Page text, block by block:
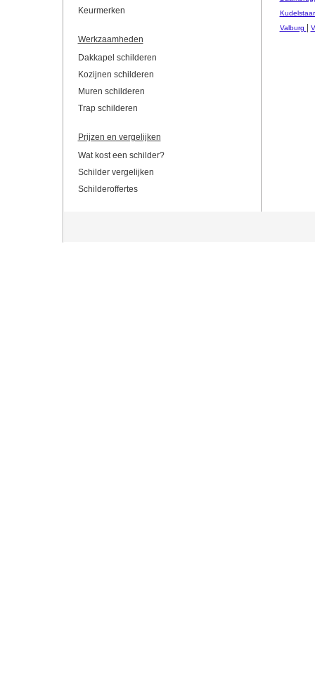
Keurmerken
Werkzaamheden
Dakkapel schilderen
Kozijnen schilderen
Muren schilderen
Trap schilderen
Prijzen en vergelijken
Wat kost een schilder?
Schilder vergelijken
Schilderoffertes
Valburg